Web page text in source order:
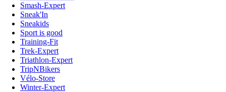
Smash-Expert
Sneak'In
Sneakids
Sport is good
Training-Fit
Trek-Expert
Triathlon-Expert
TripNBikers
Vélo-Store
Winter-Expert